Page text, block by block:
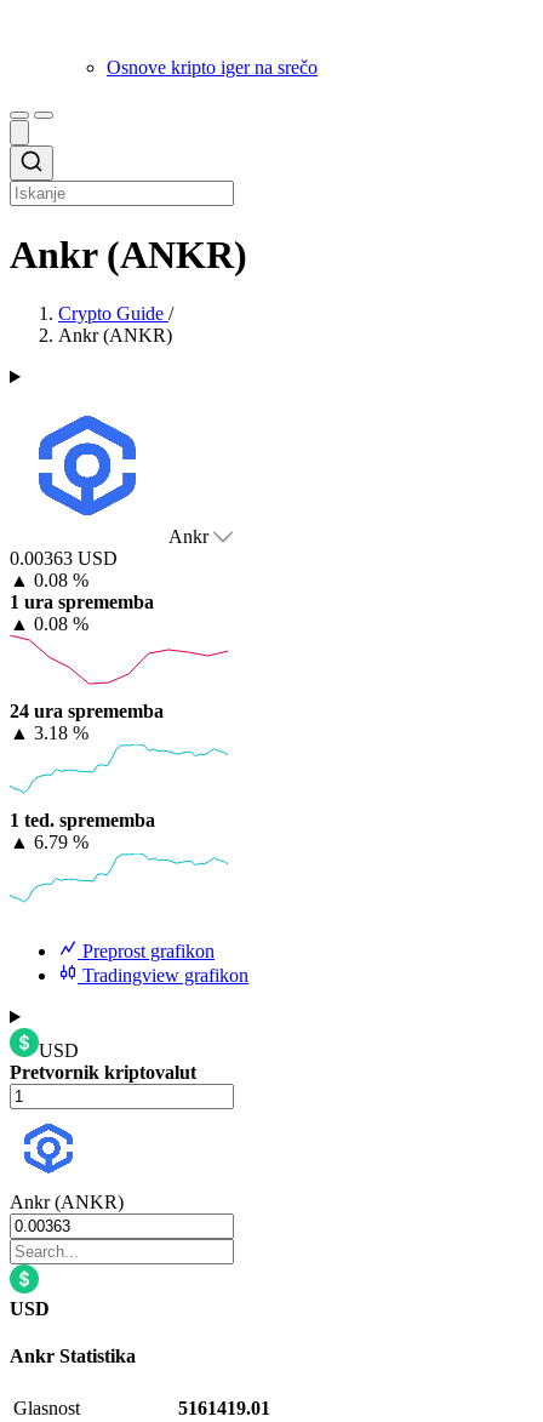
Osnove kripto iger na srečo
Ankr (ANKR)
Crypto Guide /
Ankr (ANKR)
Ankr
0.00363 USD
▲ 0.08 %
1 ura sprememba
▲ 0.08 %
24 ura sprememba
▲ 3.18 %
1 ted. sprememba
▲ 6.79 %
Preprost grafikon
Tradingview grafikon
USD
Pretvornik kriptovalut
Ankr (ANKR)
USD
Ankr Statistika
Glasnost
5161419.01